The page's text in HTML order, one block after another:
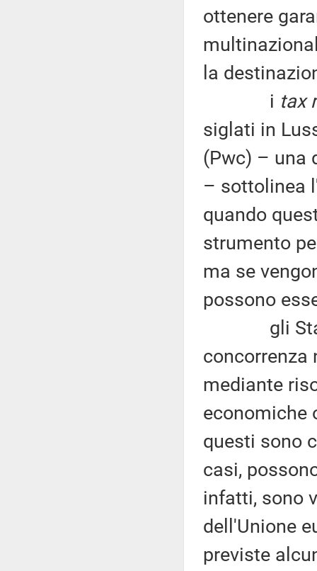
ottenere
la
i tax
siglati in
(Pwc) – una
– sottolinea
quando
strumento
ma se
possono
gli Stati
concorrenza
mediante
economiche
questi sono
casi,
infatti, sono
dell'Unione
previste